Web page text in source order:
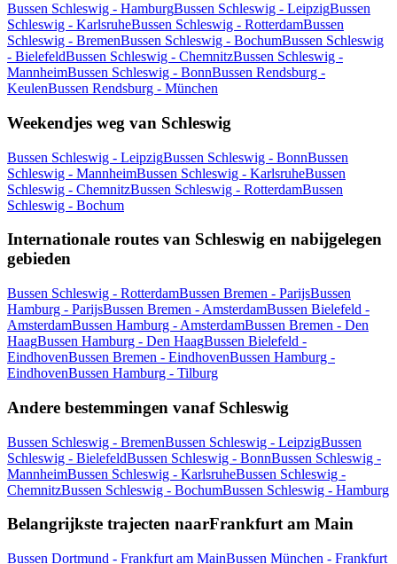
Bussen Schleswig - HamburgBussen Schleswig - LeipzigBussen
Schleswig - KarlsruheBussen Schleswig - RotterdamBussen
Schleswig - BremenBussen Schleswig - BochumBussen Schleswig
- BielefeldBussen Schleswig - ChemnitzBussen Schleswig -
MannheimBussen Schleswig - BonnBussen Rendsburg -
KeulenBussen Rendsburg - München
Weekendjes weg van Schleswig
Bussen Schleswig - LeipzigBussen Schleswig - BonnBussen
Schleswig - MannheimBussen Schleswig - KarlsruheBussen
Schleswig - ChemnitzBussen Schleswig - RotterdamBussen
Schleswig - Bochum
Internationale routes van Schleswig en nabijgelegen
gebieden
Bussen Schleswig - RotterdamBussen Bremen - ParijsBussen
Hamburg - ParijsBussen Bremen - AmsterdamBussen Bielefeld -
AmsterdamBussen Hamburg - AmsterdamBussen Bremen - Den
HaagBussen Hamburg - Den HaagBussen Bielefeld -
EindhovenBussen Bremen - EindhovenBussen Hamburg -
EindhovenBussen Hamburg - Tilburg
Andere bestemmingen vanaf Schleswig
Bussen Schleswig - BremenBussen Schleswig - LeipzigBussen
Schleswig - BielefeldBussen Schleswig - BonnBussen Schleswig -
MannheimBussen Schleswig - KarlsruheBussen Schleswig -
ChemnitzBussen Schleswig - BochumBussen Schleswig - Hamburg
Belangrijkste trajecten naarFrankfurt am Main
Bussen Dortmund - Frankfurt am MainBussen München - Frankfurt